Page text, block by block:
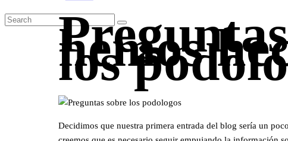
hemos
los
Decidimos que nuestra primera entrada del blog sería un